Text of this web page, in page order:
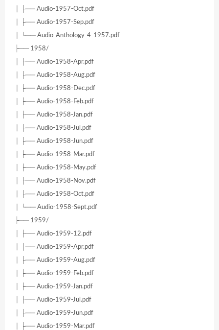
│ ├── Audio-1957-Oct.pdf
│ ├── Audio-1957-Sep.pdf
│ └── Audio-Anthology-4-1957.pdf
├── 1958/
│ ├── Audio-1958-Apr.pdf
│ ├── Audio-1958-Aug.pdf
│ ├── Audio-1958-Dec.pdf
│ ├── Audio-1958-Feb.pdf
│ ├── Audio-1958-Jan.pdf
│ ├── Audio-1958-Jul.pdf
│ ├── Audio-1958-Jun.pdf
│ ├── Audio-1958-Mar.pdf
│ ├── Audio-1958-May.pdf
│ ├── Audio-1958-Nov.pdf
│ ├── Audio-1958-Oct.pdf
│ └── Audio-1958-Sept.pdf
├── 1959/
│ ├── Audio-1959-12.pdf
│ ├── Audio-1959-Apr.pdf
│ ├── Audio-1959-Aug.pdf
│ ├── Audio-1959-Feb.pdf
│ ├── Audio-1959-Jan.pdf
│ ├── Audio-1959-Jul.pdf
│ ├── Audio-1959-Jun.pdf
│ ├── Audio-1959-Mar.pdf